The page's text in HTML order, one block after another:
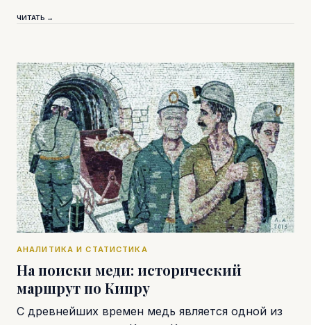
ЧИТАТЬ →
АНАЛИТИКА И СТАТИСТИКА
На поиски меди: исторический
маршрут по Кипру
С древнейших времен медь является одной из